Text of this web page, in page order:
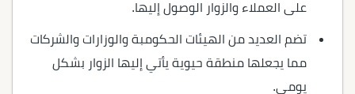
على العملاء والزوار الوصول إليها.
تضم العديد من الهيئات الحكومبة والوزارات والشركات
مما يجعلها منطقة حيوية يأتي إليها الزوار بشكل
يومي.